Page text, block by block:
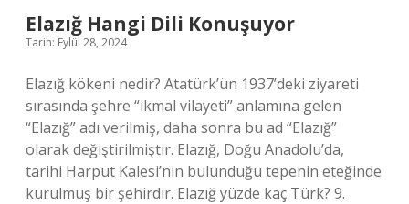
Elazığ Hangi Dili Konuşuyor
Tarih: Eylül 28, 2024
Elazığ kökeni nedir? Atatürk’ün 1937’deki ziyareti
sırasında şehre “ikmal vilayeti” anlamına gelen
“Elazığ” adı verilmiş, daha sonra bu ad “Elazığ”
olarak değiştirilmiştir. Elazığ, Doğu Anadolu’da,
tarihi Harput Kalesi’nin bulunduğu tepenin eteğinde
kurulmuş bir şehirdir. Elazığ yüzde kaç Türk? 9.